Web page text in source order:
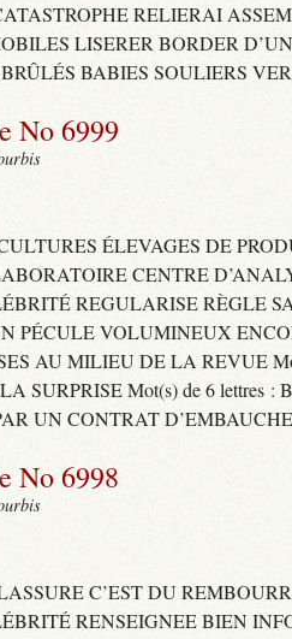
RELIERAI
LISERER BORDER
BRÛLÉS BABIES SOULIERS
No 6999
ÉLEVAGES DE
CENTRE
REGULARISE RÈGLE
PÉCULE VOLUMINEUX
AU MILIEU DE LA REVUE
SURPRISE Mot(s) de 6 lettres :
UN CONTRAT
No 6998
C’EST DU
RENSEIGNEE BIEN